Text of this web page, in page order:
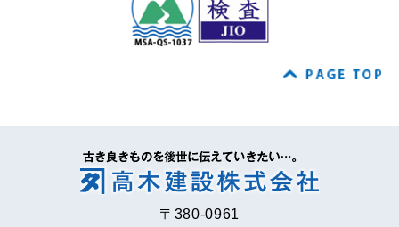
〒380-0961